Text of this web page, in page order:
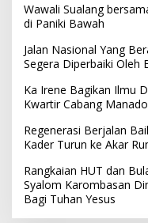
Wawali Sualang
di Paniki Bawah
Jalan Nasional Yang
Segera Diperbaiki Oleh
Ka Irene Bagikan Ilmu
Kwartir Cabang Manado
Regenerasi Berjalan
Kader Turun ke Akar
Rangkaian HUT dan
Syalom Karombasan
Bagi Tuhan Yesus